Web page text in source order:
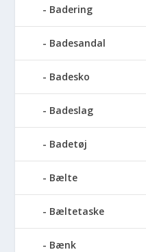
Badering
Badesandal
Badesko
Badeslag
Badetøj
Bælte
Bæltetaske
Bænk